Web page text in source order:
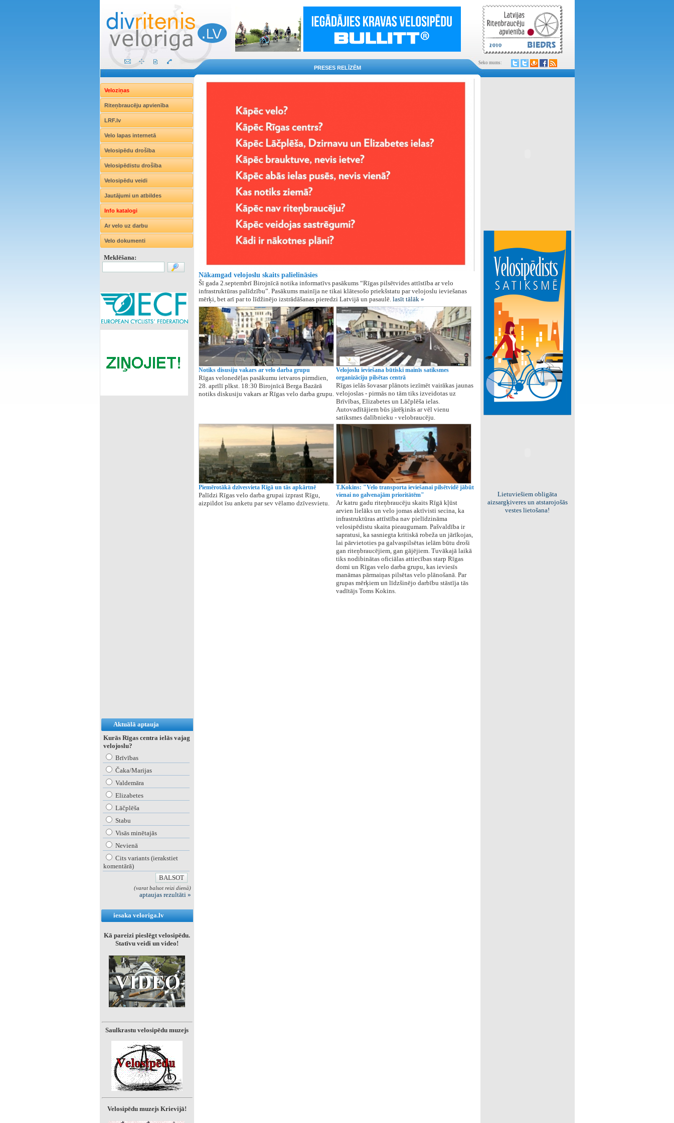
PRESES RELĪZĒM
Seko mums:
Veloziņas
Riteņbraucēju apvienība
LRF.lv
Velo lapas internetā
Velosipēdu drošība
Velosipēdistu drošība
Velosipēdu veidi
Jautājumi un atbildes
Info katalogi
Ar velo uz darbu
Velo dokumenti
Meklēšana:
Aktuālā aptauja
Kurās Rīgas centra ielās vajag
velojoslu?
Brīvības
Čaka/Marijas
Valdemāra
Elizabetes
Lāčplēša
Stabu
Visās minētajās
Nevienā
Cits variants (ierakstiet
komentārā)
(varat balsot reizi dienā)
aptaujas rezultāti »
iesaka veloriga.lv
Kā pareizi pieslēgt velosipēdu.
Statīvu veidi un video!
Saulkrastu velosipēdu muzejs
Velosipēdu muzejs Krievijā!
Nākamgad velojoslu skaits palielināsies
Šī gada 2.septembrī Birojnīcā notika informatīvs pasākums “Rīgas pilsētvides attīstība ar velo
infrastruktūras palīdzību”. Pasākums mainīja ne tikai klātesošo priekšstatu par velojoslu ieviešanas
mērķi, bet arī par to līdžinējo izstrādāšanas pieredzi Latvijā un pasaulē. lasīt tālāk »
Notiks disusiju vakars ar velo darba grupu
Rīgas velonedēļas pasākumu ietvaros pirmdien,
28. aprīlī plkst. 18:30 Birojnīcā Berga Bazārā
notiks diskusiju vakars ar Rīgas velo darba grupu.
Velojoslu ieviešana būtiski mainīs satiksmes
organizāciju pilsētas centrā
Rīgas ielās šovasar plānots iezīmēt vairākas jaunas
velojoslas - pirmās no tām tiks izveidotas uz
Brīvības, Elizabetes un Lāčplēša ielas.
Autovadītājiem būs jārēķinās ar vēl vienu
satiksmes dalībnieku - velobraucēju.
Piemērotākā dzīvesvieta Rīgā un tās apkārtnē
Palīdzi Rīgas velo darba grupai izprast Rīgu,
aizpildot īsu anketu par sev vēlamo dzīvesvietu.
T.Kokins: "Velo transporta ieviešanai pilsētvidē jābūt
vienai no galvenajām prioritātēm"
Ar katru gadu riteņbraucēju skaits Rīgā kļūst
arvien lielāks un velo jomas aktīvisti secina, ka
infrastruktūras attīstība nav pielīdzināma
velosipēdistu skaita pieaugumam. Pašvaldība ir
sapratusi, ka sasniegta kritiskā robeža un jārīkojas,
lai pārvietoties pa galvaspilsētas ielām būtu droši
gan riteņbraucējiem, gan gājējiem. Tuvākajā laikā
tiks nodibinātas oficiālas attiecības starp Rīgas
domi un Rīgas velo darba grupu, kas ieviesīs
manāmas pārmaiņas pilsētas velo plānošanā. Par
grupas mērķiem un līdzšinējo darbību stāstīja tās
vadītājs Toms Kokins.
Viss par "Kritisko masu"!
Kolekcionējam saites uz resursiem
internetā!